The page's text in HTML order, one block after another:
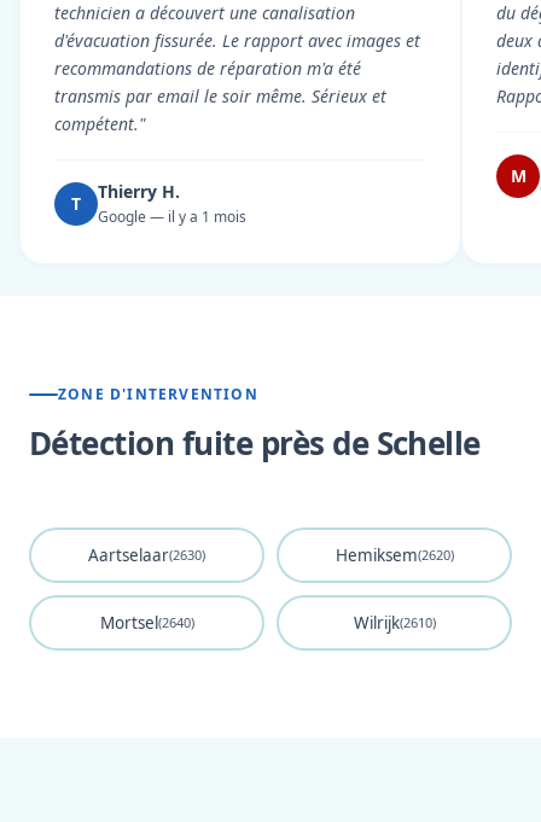
technicien a découvert une canalisation
d'évacuation fissurée. Le rapport avec images et
recommandations de réparation m'a été
transmis par email le soir même. Sérieux et
compétent."
T
Thierry H.
Google — il y a 1 mois
du
deux
M
ZONE D'INTERVENTION
Détection fuite près de Schelle
Aartselaar(2630) Hemiksem(2620)
Mortsel(2640) Wilrijk(2610)